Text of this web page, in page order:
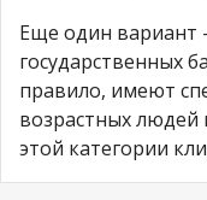
Еще один вариант
государственных
правило, имеют
возрастных людей
этой категории